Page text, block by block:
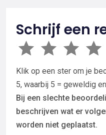
Schrijf een
Klik op een ster om je
5, waarbij 5 = geweldig
Bij een slechte
beschrijven wat er
worden niet geplaatst.